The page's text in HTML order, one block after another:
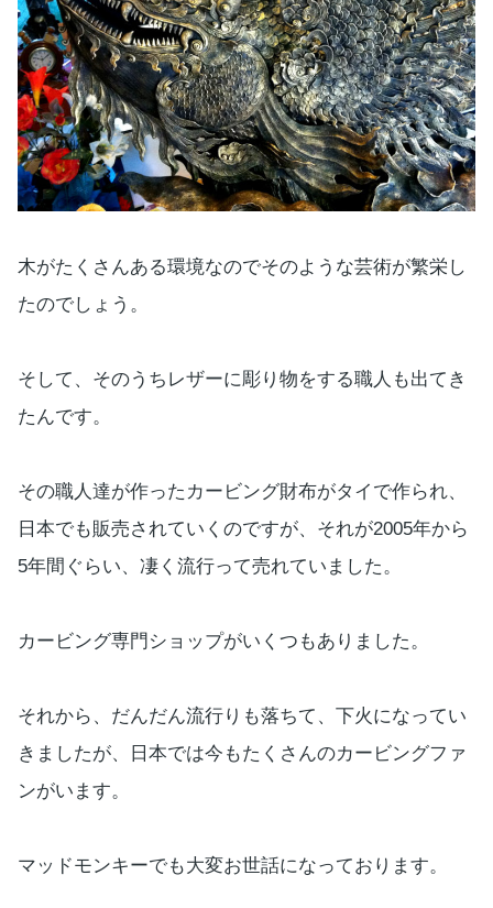
木がたくさんある環境なのでそのような芸術が繁栄し
たのでしょう。
そして、そのうちレザーに彫り物をする職人も出てき
たんです。
その職人達が作ったカービング財布がタイで作られ、
日本でも販売されていくのですが、それが2005年から
5年間ぐらい、凄く流行って売れていました。
カービング専門ショップがいくつもありました。
それから、だんだん流行りも落ちて、下火になってい
きましたが、日本では今もたくさんのカービングファ
ンがいます。
マッドモンキーでも大変お世話になっております。